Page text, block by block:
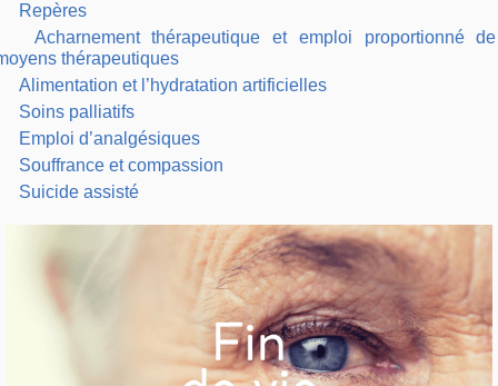
Repères
Acharnement thérapeutique et emploi proportionné de
thérapeutiques
Alimentation et l’hydratation artificielles
Soins palliatifs
Emploi d’analgésiques
Souffrance et compassion
Suicide assisté